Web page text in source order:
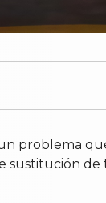
problema
sustitución